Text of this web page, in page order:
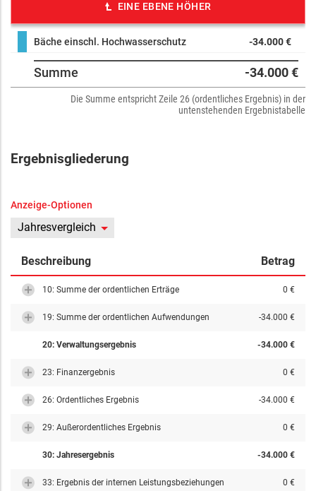
EINE EBENE HÖHER
Bäche einschl. Hochwasserschutz -34.000 €
Summe -34.000 €
Die Summe entspricht Zeile 26 (ordentliches Ergebnis) in der
untenstehenden Ergebnistabelle
Ergebnisgliederung
Anzeige-Optionen
Jahresvergleich
Beschreibung Betrag
10: Summe der ordentlichen Erträge 0 €
19: Summe der ordentlichen Aufwendungen -34.000 €
20: Verwaltungsergebnis -34.000 €
23: Finanzergebnis 0 €
26: Ordentliches Ergebnis -34.000 €
29: Außerordentliches Ergebnis 0 €
30: Jahresergebnis -34.000 €
33: Ergebnis der internen Leistungsbeziehungen 0 €